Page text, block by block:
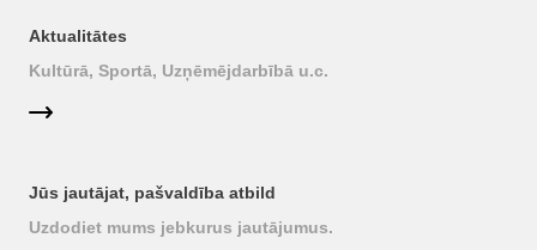
Aktualitātes
Kultūrā, Sportā, Uzņēmējdarbībā u.c.
Jūs jautājat, pašvaldība atbild
Uzdodiet mums jebkurus jautājumus.